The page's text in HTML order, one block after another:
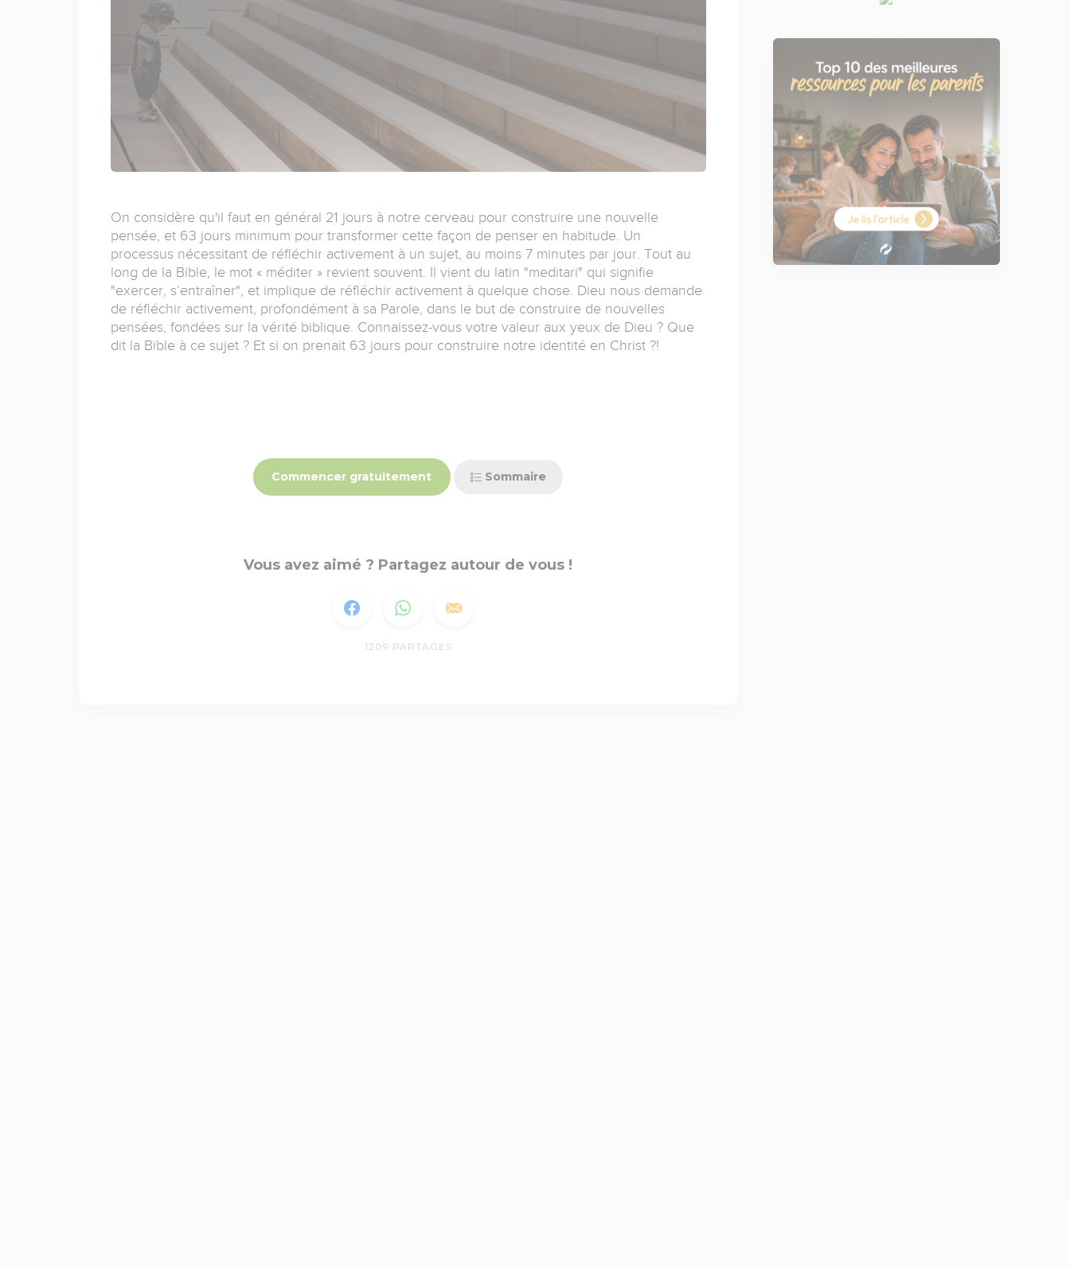
On considère qu'il faut en général 21 jours à notre cerveau pour construire une nouvelle
pensée, et 63 jours minimum pour transformer cette façon de penser en habitude. Un
processus nécessitant de réfléchir activement à un sujet, au moins 7 minutes par jour. Tout au
long de la Bible, le mot « méditer » revient souvent. Il vient du latin "meditari" qui signifie
"exercer, s’entraîner", et implique de réfléchir activement à quelque chose. Dieu nous demande
de réfléchir activement, profondément à sa Parole, dans le but de construire de nouvelles
pensées, fondées sur la vérité biblique. Connaissez-vous votre valeur aux yeux de Dieu ? Que
dit la Bible à ce sujet ? Et si on prenait 63 jours pour construire notre identité en Christ ?!
Commencer gratuitement Sommaire
Vous avez aimé ? Partagez autour de vous !
1209 PARTAGES